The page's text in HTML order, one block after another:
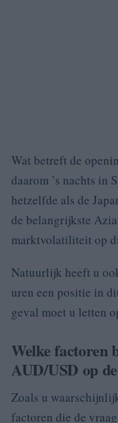
Wat betreft de
daarom ’s nachts in
hetzelfde als de
de belangrijkste
marktvolatiliteit op
Natuurlijk heeft u
uren een positie in
geval moet u letten
Welke factoren
AUD/USD op
Zoals u
factoren die de